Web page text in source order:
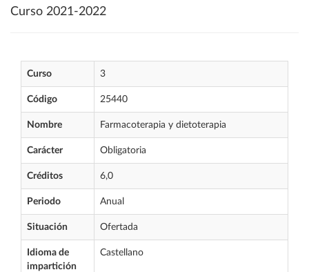
Curso 2021-2022
Curso 3
Código 25440
Nombre Farmacoterapia y dietoterapia
Carácter Obligatoria
Créditos 6,0
Periodo Anual
Situación Ofertada
Idioma de
impartición
Castellano